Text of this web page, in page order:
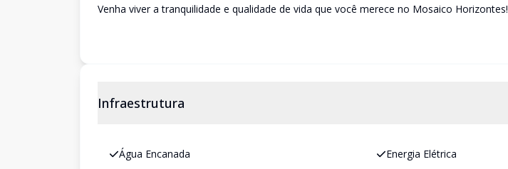
Venha viver a tranquilidade e qualidade de vida que você merece no Mosaico Horizontes!
Infraestrutura
Água Encanada Energia Elétrica